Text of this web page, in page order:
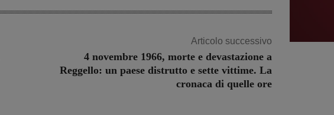
Articolo successivo
4 novembre 1966, morte e devastazione a
Reggello: un paese distrutto e sette vittime. La
cronaca di quelle ore